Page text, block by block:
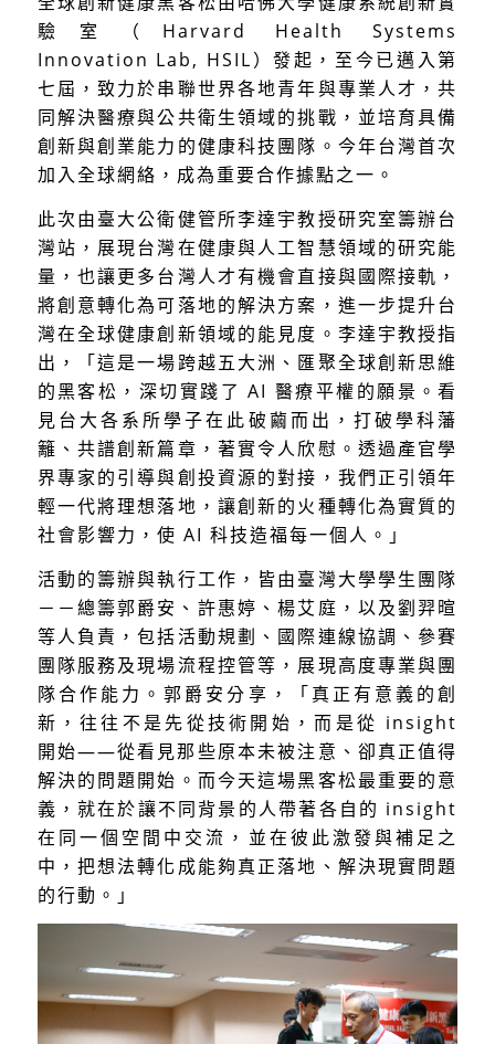
驗室（Harvard Health Systems
Innovation Lab, HSIL）發起，至今已邁入第
七屆，致力於串聯世界各地青年與專業人才，共
同解決醫療與公共衛生領域的挑戰，並培育具備
創新與創業能力的健康科技團隊。今年台灣首次
加入全球網絡，成為重要合作據點之一。
此次由臺大公衛健管所李達宇教授研究室籌辦台
灣站，展現台灣在健康與人工智慧領域的研究能
量，也讓更多台灣人才有機會直接與國際接軌，
將創意轉化為可落地的解決方案，進一步提升台
灣在全球健康創新領域的能見度。李達宇教授指
出，「這是一場跨越五大洲、匯聚全球創新思維
的黑客松，深切實踐了 AI 醫療平權的願景。看
見台大各系所學子在此破繭而出，打破學科藩
籬、共譜創新篇章，著實令人欣慰。透過產官學
界專家的引導與創投資源的對接，我們正引領年
輕一代將理想落地，讓創新的火種轉化為實質的
社會影響力，使 AI 科技造福每一個人。」
活動的籌辦與執行工作，皆由臺灣大學學生團隊
－－總籌郭爵安、許惠婷、楊艾庭，以及劉羿暄
等人負責，包括活動規劃、國際連線協調、參賽
團隊服務及現場流程控管等，展現高度專業與團
隊合作能力。郭爵安分享，「真正有意義的創
新，往往不是先從技術開始，而是從 insight
開始——從看見那些原本未被注意、卻真正值得
解決的問題開始。而今天這場黑客松最重要的意
義，就在於讓不同背景的人帶著各自的 insight
在同一個空間中交流，並在彼此激發與補足之
中，把想法轉化成能夠真正落地、解決現實問題
的行動。」